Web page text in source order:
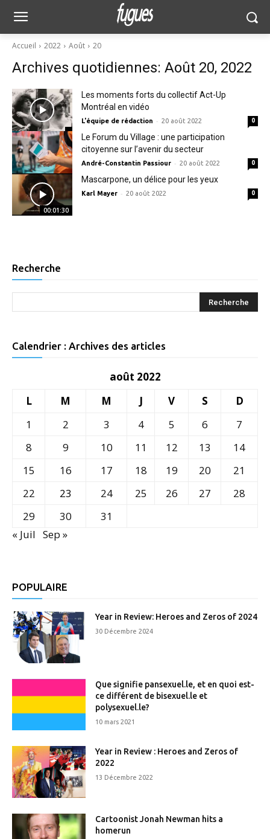
Accueil 2022 Août 20
Archives quotidiennes: Août 20, 2022
Les moments forts du collectif Act-Up
Montréal en vidéo
L'équipe de rédaction - 20 août 2022 0
Le Forum du Village : une participation
citoyenne sur l’avenir du secteur
André-Constantin Passiour - 20 août 2022 0
00:01:30
Mascarpone, un délice pour les yeux
Karl Mayer - 20 août 2022 0
Recherche
Calendrier : Archives des articles
août 2022
L
M M J V S
D
1
2 3 4 5 6
7
8
9 10 11 12 13
14
15
16 17 18 19 20
21
22
23 24 25 26 27
28
29
30
31
« Juil Sep »
POPULAIRE
Year in Review: Heroes and Zeros of 2024
30 Décembre 2024
Que signifie pansexuel.le, et en quoi est-
ce différent de bisexuel.le et
polysexuel.le?
10 mars 2021
Year in Review : Heroes and Zeros of
2022
13 Décembre 2022
Cartoonist Jonah Newman hits a
homerun